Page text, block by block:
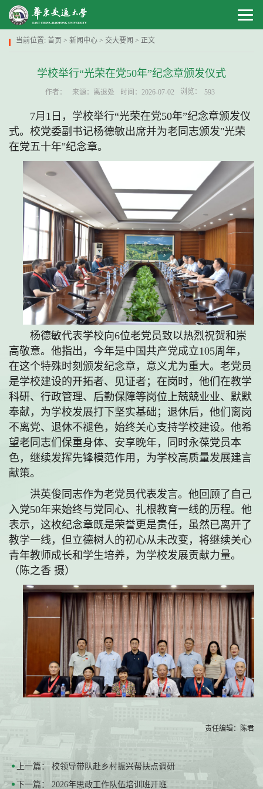
当前位置: 首页 > 新闻中心 > 交大要闻 > 正文
学校举行“光荣在党50年”纪念章颁发仪式
作者： 来源：离退处 时间：2026-07-02 浏览： 593
7月1日，学校举行“光荣在党50年”纪念章颁发仪
式。校党委副书记杨德敏出席并为老同志颁发"光荣
在党五十年"纪念章。
杨德敏代表学校向6位老党员致以热烈祝贺和崇
高敬意。他指出，今年是中国共产党成立105周年，
在这个特殊时刻颁发纪念章，意义尤为重大。老党员
是学校建设的开拓者、见证者；在岗时，他们在教学
科研、行政管理、后勤保障等岗位上兢兢业业、默默
奉献，为学校发展打下坚实基础；退休后，他们离岗
不离党、退休不褪色，始终关心支持学校建设。他希
望老同志们保重身体、安享晚年，同时永葆党员本
色，继续发挥先锋模范作用，为学校高质量发展建言
献策。
洪英俊同志作为老党员代表发言。他回顾了自己
入党50年来始终与党同心、扎根教育一线的历程。他
表示，这枚纪念章既是荣誉更是责任，虽然已离开了
教学一线，但立德树人的初心从未改变，将继续关心
青年教师成长和学生培养，为学校发展贡献力量。
（陈之香 摄）
责任编辑：陈君
上一篇： 校领导带队赴乡村振兴帮扶点调研
下一篇： 2026年思政工作队伍培训班开班